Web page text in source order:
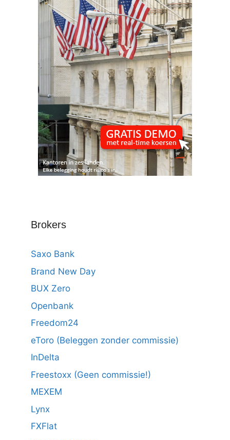
Brokers
Saxo Bank
Brand New Day
BUX Zero
Openbank
Freedom24
eToro (Beleggen zonder commissie)
InDelta
Freestoxx (Geen commissie!)
MEXEM
Lynx
FXFlat